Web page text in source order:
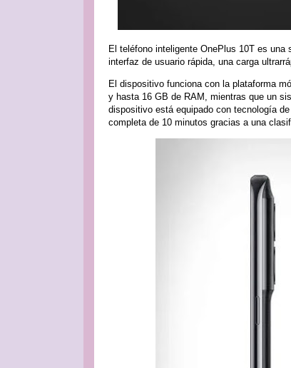
El teléfono inteligente OnePlus 10T es
interfaz de usuario rápida, una carga
El dispositivo funciona con la plataforma
y hasta 16 GB de RAM, mientras que un
dispositivo está equipado con tecnología
completa de 10 minutos gracias a una